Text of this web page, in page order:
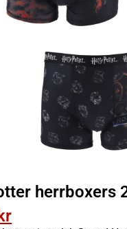
herrboxers
kr